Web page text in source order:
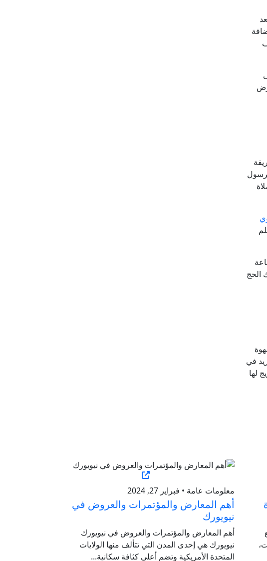
الحج
في
لها
معلومات عامة • فبراير 27, 2024
أهم المعارض والمؤتمرات والعروض في
نيويورك
أهم المعارض والمؤتمرات والعروض في نيويورك
نيويورك هي إحدى المدن التي تتألف منها الولايات
المتحدة الأمريكية وتضم أعلى كثافة سكانية...